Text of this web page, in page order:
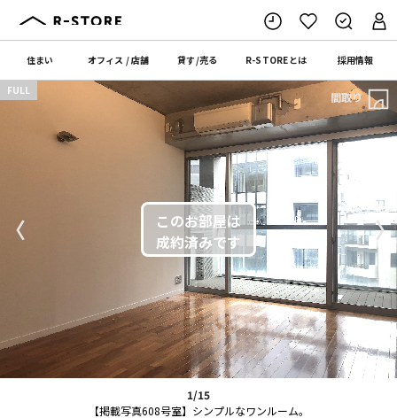
住まい オフィス /店舗 貸す/売る R-STOREとは 採用情報
1/15
【掲載写真608号室】シンプルなワンルーム。
〈 〉
FULL 間取り